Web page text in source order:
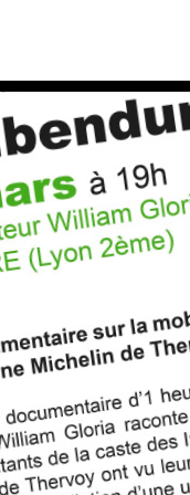
Nos
Total, rendez-
tribunal
Gaz « naturel »,
enfumage
destructrice
Gaz au
violence
Nos autres